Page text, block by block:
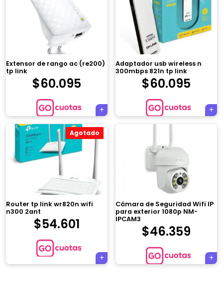
Extensor de rango ac (re200)
tp link
$60.095
Adaptador usb wireless n
300mbps 821n tp link
$60.095
Agotado
Router tp link wr820n wifi
n300 2ant
$54.601
Cámara de Seguridad Wifi IP
para exterior 1080p NM-
IPCAM3
$46.359